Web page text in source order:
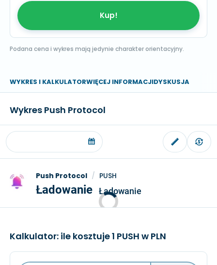
Kup!
Podana cena i wykres mają jedynie charakter orientacyjny.
WYKRES I KALKULATORWIĘCEJ INFORMACJIDYSKUSJA
Wykres Push Protocol
Push Protocol / PUSH
Ładowanie Ładowanie
Kalkulator: ile kosztuje 1 PUSH w PLN